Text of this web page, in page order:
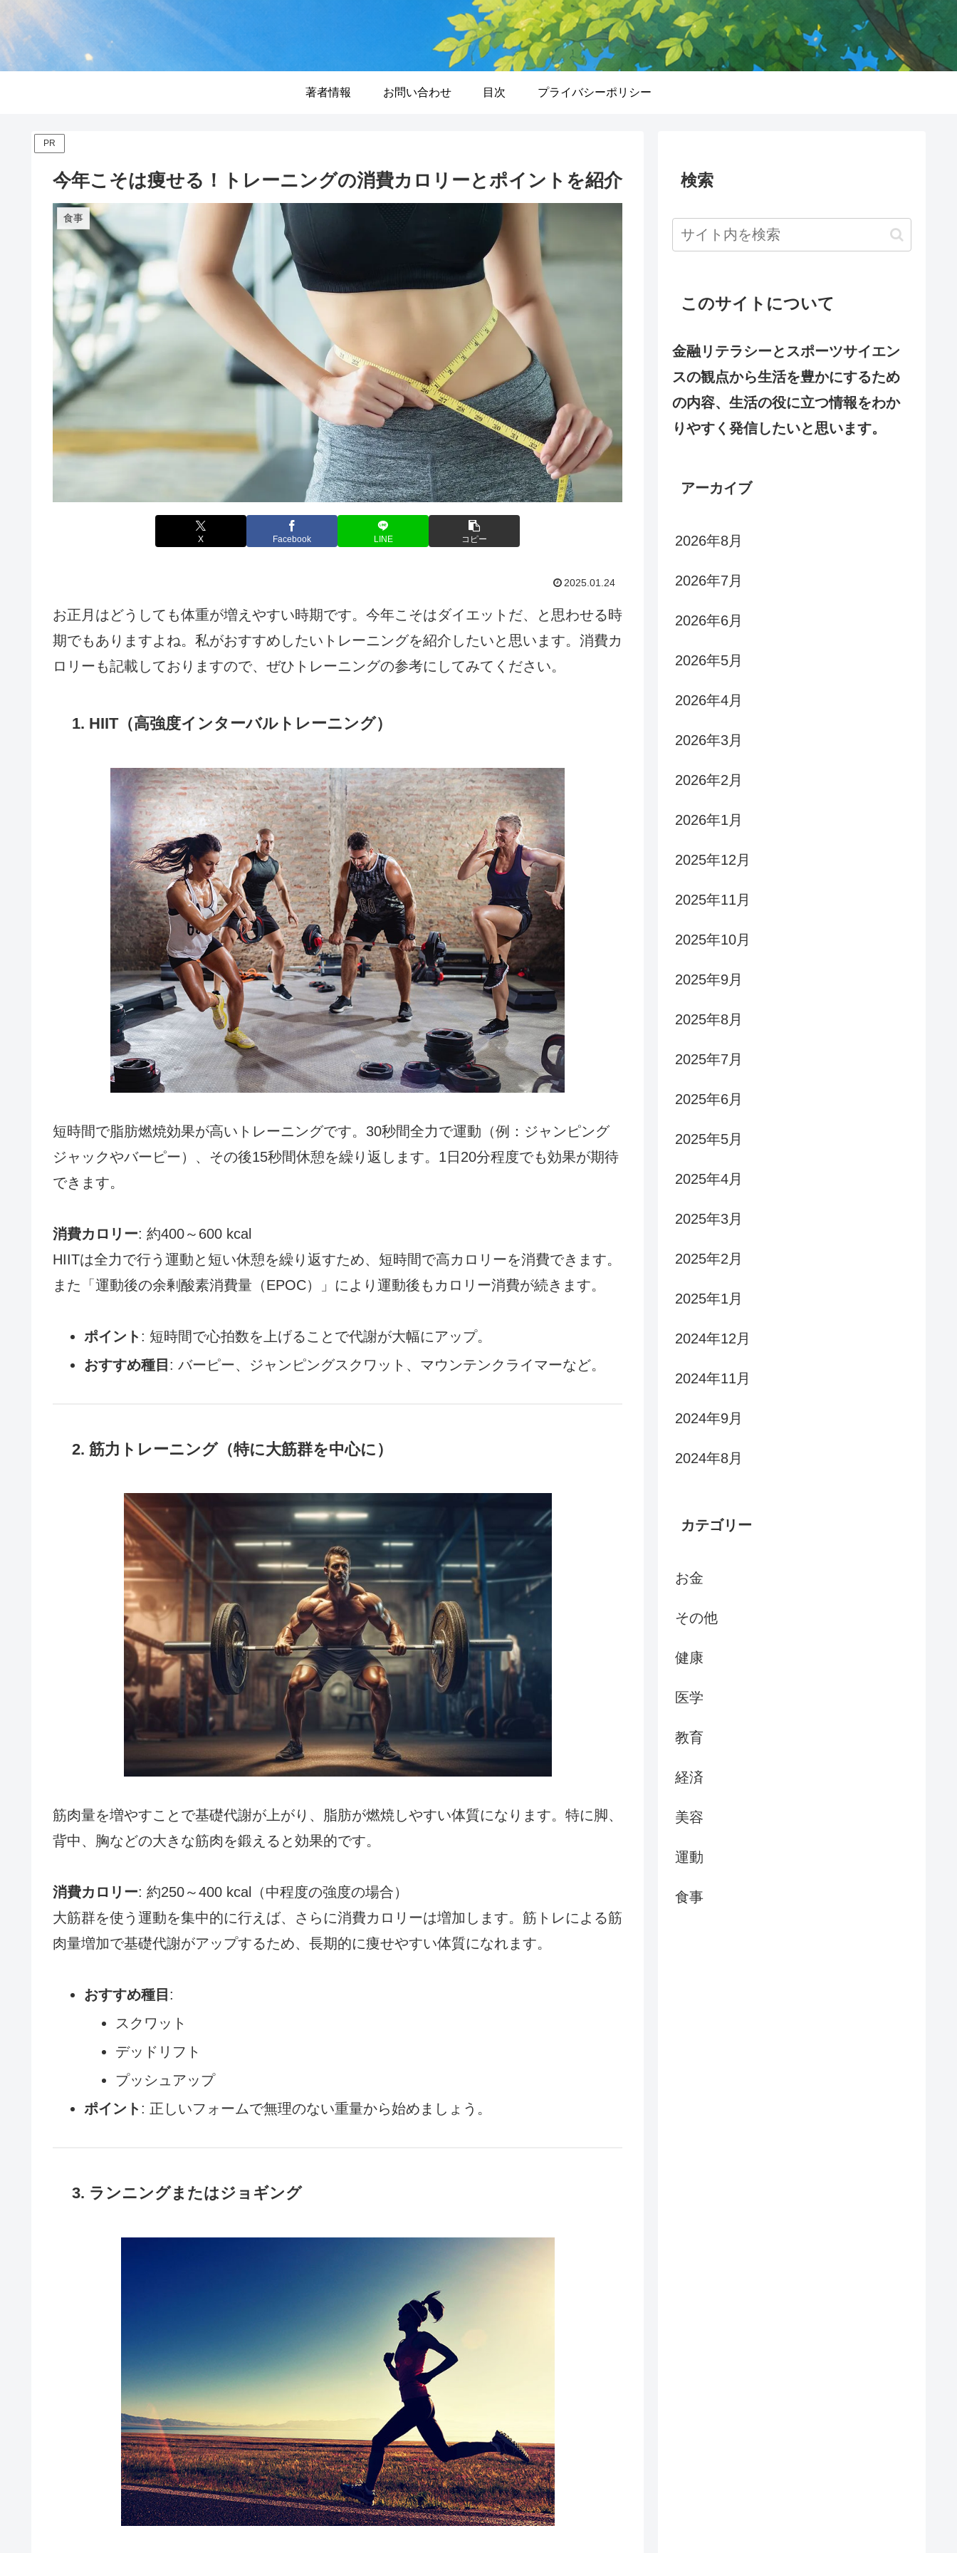
著者情報 お問い合わせ 目次 プライバシーポリシー
PR
今年こそは痩せる！トレーニングの消費カロリーとポイントを紹介
食事
X Facebook LINE コピー
2025.01.24
お正月はどうしても体重が増えやすい時期です。今年こそはダイエットだ、と思わせる時
期でもありますよね。私がおすすめしたいトレーニングを紹介したいと思います。消費カ
ロリーも記載しておりますので、ぜひトレーニングの参考にしてみてください。
1. HIIT（高強度インターバルトレーニング）
短時間で脂肪燃焼効果が高いトレーニングです。30秒間全力で運動（例：ジャンピング
ジャックやバーピー）、その後15秒間休憩を繰り返します。1日20分程度でも効果が期待
できます。
消費カロリー: 約400～600 kcal
HIITは全力で行う運動と短い休憩を繰り返すため、短時間で高カロリーを消費できます。
また「運動後の余剰酸素消費量（EPOC）」により運動後もカロリー消費が続きます。
ポイント : 短時間で心拍数を上げることで代謝が大幅にアップ。
おすすめ種目 : バーピー、ジャンピングスクワット、マウンテンクライマーなど。
2. 筋力トレーニング（特に大筋群を中心に）
筋肉量を増やすことで基礎代謝が上がり、脂肪が燃焼しやすい体質になります。特に脚、
背中、胸などの大きな筋肉を鍛えると効果的です。
消費カロリー: 約250～400 kcal（中程度の強度の場合）
大筋群を使う運動を集中的に行えば、さらに消費カロリーは増加します。筋トレによる筋
肉量増加で基礎代謝がアップするため、長期的に痩せやすい体質になれます。
おすすめ種目 :
スクワット
デッドリフト
プッシュアップ
ポイント : 正しいフォームで無理のない重量から始めましょう。
3. ランニングまたはジョギング
検索
このサイトについて
金融リテラシーとスポーツサイエン
スの観点から生活を豊かにするため
の内容、生活の役に立つ情報をわか
りやすく発信したいと思います。
アーカイブ
2026年8月
2026年7月
2026年6月
2026年5月
2026年4月
2026年3月
2026年2月
2026年1月
2025年12月
2025年11月
2025年10月
2025年9月
2025年8月
2025年7月
2025年6月
2025年5月
2025年4月
2025年3月
2025年2月
2025年1月
2024年12月
2024年11月
2024年9月
2024年8月
カテゴリー
お金
その他
健康
医学
教育
経済
美容
運動
食事